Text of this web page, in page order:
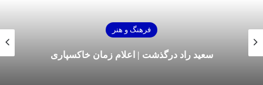
فرهنگ و هنر
سعید راد درگذشت | اعلام زمان خاکسپاری